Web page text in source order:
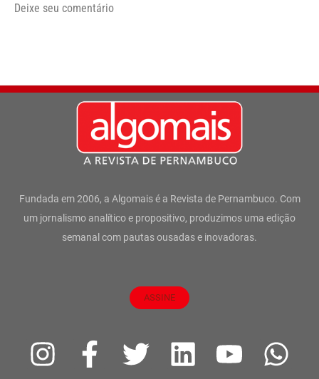
Deixe seu comentário
Fundada em 2006, a Algomais é a Revista de Pernambuco. Com
um jornalismo analítico e propositivo, produzimos uma edição
semanal com pautas ousadas e inovadoras.
ASSINE
I
F
T
L
Y
W